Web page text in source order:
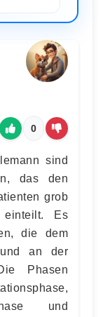
0
sind
das den
grob
einteilt. Es
die dem
an der
Phasen
und